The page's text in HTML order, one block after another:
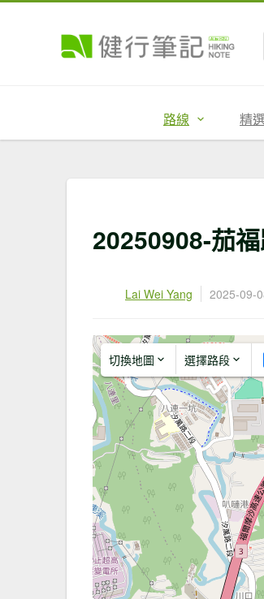
路線 精
20250908-茄
Lai Wei Yang 2025-09-
切換地圖 選擇路段